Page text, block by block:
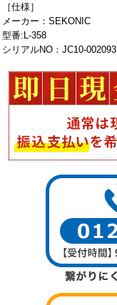
［仕様］
メーカー：SEKONIC
型番:L-358
シリアルNO：JC10-002093